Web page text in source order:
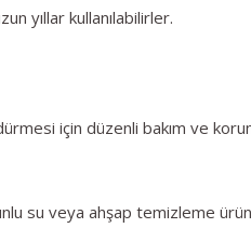
yıllar kullanılabilirler.
için düzenli bakım ve
su veya ahşap temizleme